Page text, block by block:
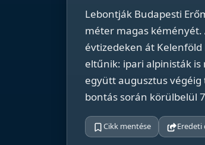
Lebontják Budapesti
méter magas
évtizedeken át
eltűnik: ipari alpinisták
együtt augusztus
bontás során körülbelül
Cikk mentése Eredeti